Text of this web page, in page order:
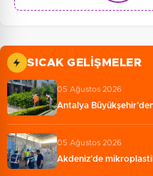
SICAK GELIŞMELER
05 Ağustos 2026
Antalya
05 Ağustos 2026
Akdeniz’de